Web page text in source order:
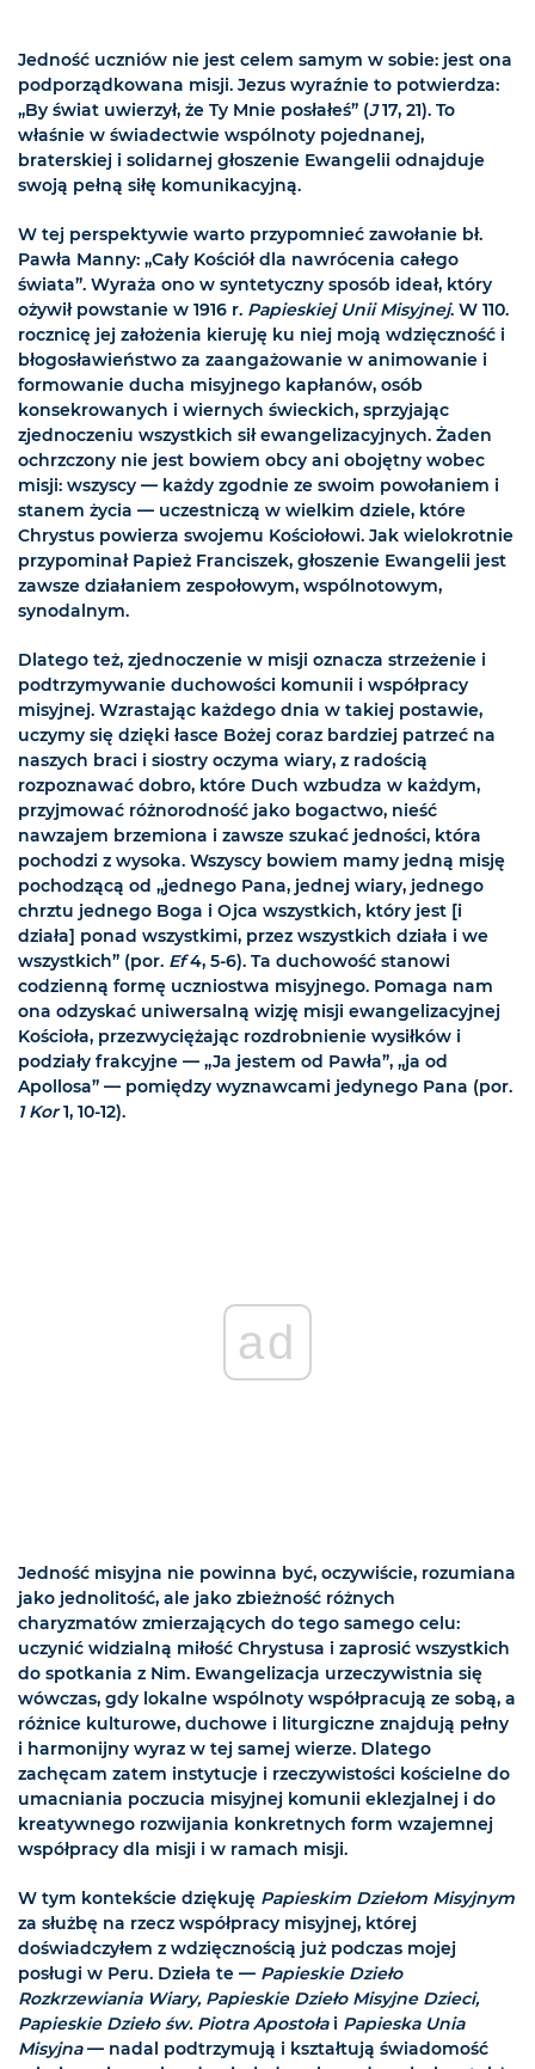
Jedność uczniów nie jest celem samym w sobie: jest ona
podporządkowana misji. Jezus wyraźnie to potwierdza:
„By świat uwierzył, że Ty Mnie posłałeś” (J17, 21). To
właśnie w świadectwie wspólnoty pojednanej,
braterskiej i solidarnej głoszenie Ewangelii odnajduje
swoją pełną siłę komunikacyjną.
W tej perspektywie warto przypomnieć zawołanie bł.
Pawła Manny: „Cały Kościół dla nawrócenia całego
świata”. Wyraża ono w syntetyczny sposób ideał, który
ożywił powstanie w 1916 r. Papieskiej Unii Misyjnej. W 110.
rocznicę jej założenia kieruję ku niej moją wdzięczność i
błogosławieństwo za zaangażowanie w animowanie i
formowanie ducha misyjnego kapłanów, osób
konsekrowanych i wiernych świeckich, sprzyjając
zjednoczeniu wszystkich sił ewangelizacyjnych. Żaden
ochrzczony nie jest bowiem obcy ani obojętny wobec
misji: wszyscy — każdy zgodnie ze swoim powołaniem i
stanem życia — uczestniczą w wielkim dziele, które
Chrystus powierza swojemu Kościołowi. Jak wielokrotnie
przypominał Papież Franciszek, głoszenie Ewangelii jest
zawsze działaniem zespołowym, wspólnotowym,
synodalnym.
Dlatego też, zjednoczenie w misji oznacza strzeżenie i
podtrzymywanie duchowości komunii i współpracy
misyjnej. Wzrastając każdego dnia w takiej postawie,
uczymy się dzięki łasce Bożej coraz bardziej patrzeć na
naszych braci i siostry oczyma wiary, z radością
rozpoznawać dobro, które Duch wzbudza w każdym,
przyjmować różnorodność jako bogactwo, nieść
nawzajem brzemiona i zawsze szukać jedności, która
pochodzi z wysoka. Wszyscy bowiem mamy jedną misję
pochodzącą od „jednego Pana, jednej wiary, jednego
chrztu jednego Boga i Ojca wszystkich, który jest [i
działa] ponad wszystkimi, przez wszystkich działa i we
wszystkich” (por. Ef4, 5-6). Ta duchowość stanowi
codzienną formę uczniostwa misyjnego. Pomaga nam
ona odzyskać uniwersalną wizję misji ewangelizacyjnej
Kościoła, przezwyciężając rozdrobnienie wysiłków i
podziały frakcyjne — „Ja jestem od Pawła”, „ja od
Apollosa” — pomiędzy wyznawcami jedynego Pana (por.
1 Kor1, 10-12).
ad
Jedność misyjna nie powinna być, oczywiście, rozumiana
jako jednolitość, ale jako zbieżność różnych
charyzmatów zmierzających do tego samego celu:
uczynić widzialną miłość Chrystusa i zaprosić wszystkich
do spotkania z Nim. Ewangelizacja urzeczywistnia się
wówczas, gdy lokalne wspólnoty współpracują ze sobą, a
różnice kulturowe, duchowe i liturgiczne znajdują pełny
i harmonijny wyraz w tej samej wierze. Dlatego
zachęcam zatem instytucje i rzeczywistości kościelne do
umacniania poczucia misyjnej komunii eklezjalnej i do
kreatywnego rozwijania konkretnych form wzajemnej
współpracy dla misji i w ramach misji.
W tym kontekście dziękuję Papieskim Dziełom Misyjnym
za służbę na rzecz współpracy misyjnej, której
doświadczyłem z wdzięcznością już podczas mojej
posługi w Peru. Dzieła te — Papieskie Dzieło
Rozkrzewiania Wiary, Papieskie Dzieło Misyjne Dzieci,
Papieskie Dzieło św. Piotra Apostołai Papieska Unia
Misyjna— nadal podtrzymują i kształtują świadomość